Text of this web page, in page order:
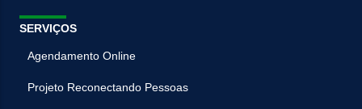
SERVIÇOS
Agendamento Online
Projeto Reconectando Pessoas